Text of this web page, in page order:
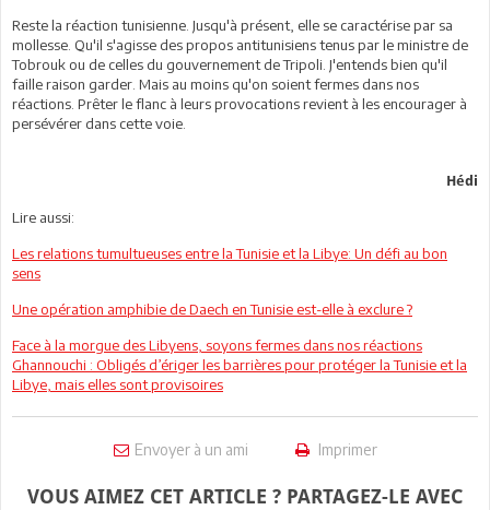
Reste la réaction tunisienne. Jusqu'à présent, elle se caractérise par sa
mollesse. Qu'il s'agisse des propos antitunisiens tenus par le ministre de
Tobrouk ou de celles du gouvernement de Tripoli. J'entends bien qu'il
faille raison garder. Mais au moins qu'on soient fermes dans nos
réactions. Prêter le flanc à leurs provocations revient à les encourager à
persévérer dans cette voie.
Hédi
Lire aussi:
Les relations tumultueuses entre la Tunisie et la Libye: Un défi au bon
sens
Une opération amphibie de Daech en Tunisie est-elle à exclure ?
Face à la morgue des Libyens, soyons fermes dans nos réactions
Ghannouchi : Obligés d’ériger les barrières pour protéger la Tunisie et la
Libye, mais elles sont provisoires
Envoyer à un ami Imprimer
VOUS AIMEZ CET ARTICLE ? PARTAGEZ-LE AVEC